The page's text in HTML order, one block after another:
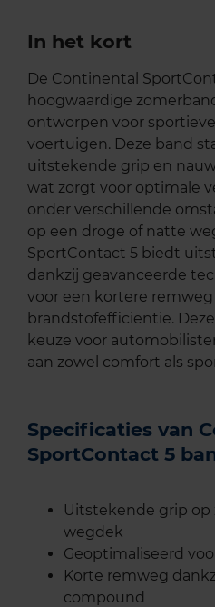
In het kort
De Continental
hoogwaardige
ontworpen voor
voertuigen. Deze band
uitstekende grip en
wat zorgt voor optimale
onder verschillende
op een droge of natte
SportContact 5 biedt
dankzij geavanceerde
voor een kortere
brandstofefficiëntie.
keuze voor
aan zowel comfort als
Specificaties van
SportContact 5
Uitstekende grip op
wegdek
Geoptimaliseerd
Korte remweg
compound